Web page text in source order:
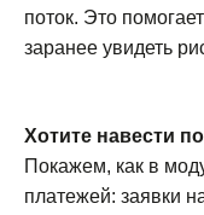
поток. Это
заранее увидеть
Хотите навести
Покажем, как в
платежей: заявки